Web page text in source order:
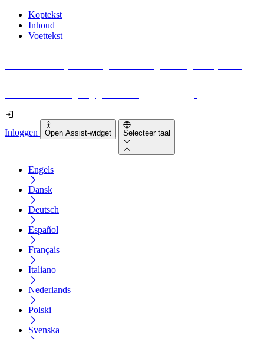
Koptekst
Inhoud
Voettekst
Inloggen Open Assist-widget Selecteer taal
Engels
Dansk
Deutsch
Español
Français
Italiano
Nederlands
Polski
Svenska